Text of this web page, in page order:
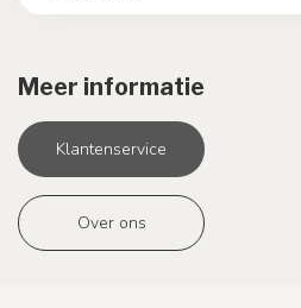
Meer informatie
Klantenservice
Over ons